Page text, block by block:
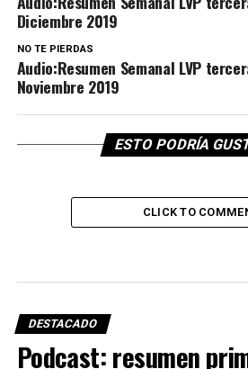
Diciembre 2019
NO TE PIERDAS
Audio:Resumen Semanal LVP
Noviembre 2019
ESTO PODRÍA
CLICK TO
DESTACADO
Podcast: resumen